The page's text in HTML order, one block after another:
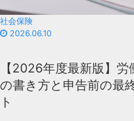
社会保険
2026.06.10
【2026年度最新版】
の書き方と申告前の最
ト